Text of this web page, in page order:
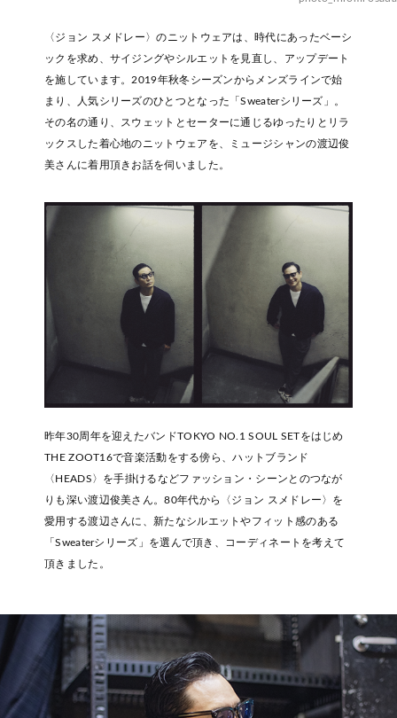
〈ジョン スメドレー〉のニットウェアは、時代にあったベーシ
ックを求め、サイジングやシルエットを見直し、アップデート
を施しています。2019年秋冬シーズンからメンズラインで始
まり、人気シリーズのひとつとなった「Sweaterシリーズ」。
その名の通り、スウェットとセーターに通じるゆったりとリラ
ックスした着心地のニットウェアを、ミュージシャンの渡辺俊
美さんに着用頂きお話を伺いました。
昨年30周年を迎えたバンドTOKYO NO.1 SOUL SETをはじめ
THE ZOOT16で音楽活動をする傍ら、ハットブランド
〈HEADS〉を手掛けるなどファッション・シーンとのつなが
りも深い渡辺俊美さん。80年代から〈ジョン スメドレー〉を
愛用する渡辺さんに、新たなシルエットやフィット感のある
「Sweaterシリーズ」を選んで頂き、コーディネートを考えて
頂きました。